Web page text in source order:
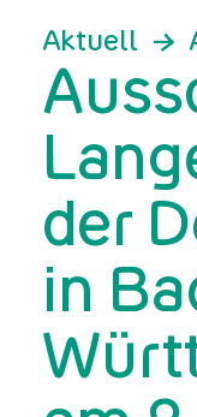
Aktuell
der
in